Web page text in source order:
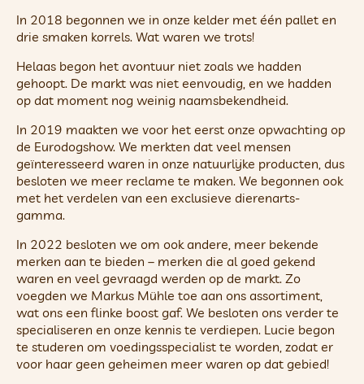
In 2018 begonnen we in onze kelder met één pallet en
drie smaken korrels. Wat waren we trots!
Helaas begon het avontuur niet zoals we hadden
gehoopt. De markt was niet eenvoudig, en we hadden
op dat moment nog weinig naamsbekendheid.
In 2019 maakten we voor het eerst onze opwachting op
de Eurodogshow. We merkten dat veel mensen
geïnteresseerd waren in onze natuurlijke producten, dus
besloten we meer reclame te maken. We begonnen ook
met het verdelen van een exclusieve dierenarts-
gamma.
In 2022 besloten we om ook andere, meer bekende
merken aan te bieden – merken die al goed gekend
waren en veel gevraagd werden op de markt. Zo
voegden we Markus Mühle toe aan ons assortiment,
wat ons een flinke boost gaf. We besloten ons verder te
specialiseren en onze kennis te verdiepen. Lucie begon
te studeren om voedingsspecialist te worden, zodat er
voor haar geen geheimen meer waren op dat gebied!